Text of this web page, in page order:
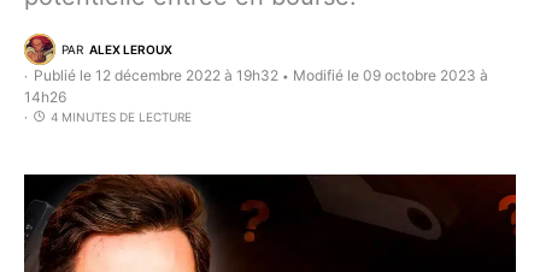
PAR ALEX LEROUX
Publié le 12 décembre 2022 à 19h32 • Modifié le 09 octobre 2023 à
14h26
4 MINUTES DE LECTURE